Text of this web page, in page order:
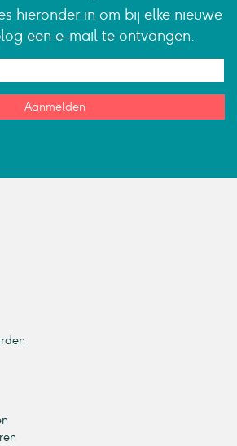
hieronder in om bij elke nieuwe
een e-mail te ontvangen.
Aanmelden